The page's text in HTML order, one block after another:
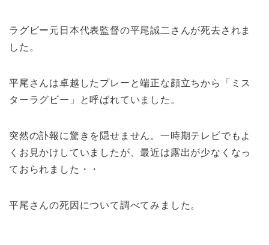
ラグビー元日本代表監督の平尾誠二さんが死去されま
した。
平尾さんは卓越したプレーと端正な顔立ちから「ミス
ターラグビー」と呼ばれていました。
突然の訃報に驚きを隠せません。一時期テレビでもよ
くお見かけしていましたが、最近は露出が少なくなっ
ておられました・・
平尾さんの死因について調べてみました。